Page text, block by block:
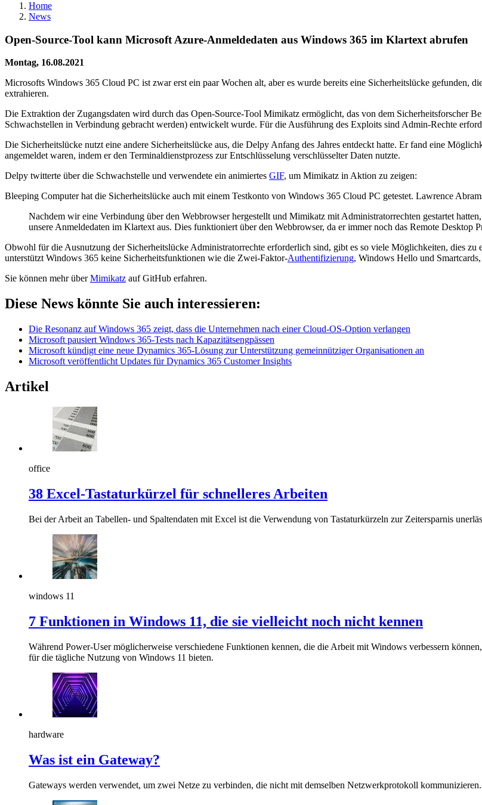
Home
News
Open-Source-Tool kann Microsoft Azure-Anmeldedaten aus Windows 365 im Klartext abrufen
Montag, 16.08.2021
Microsofts Windows 365 Cloud PC ist zwar erst ein paar Wochen alt, aber es wurde bereits eine Sicherheitslücke gefunden,
extrahieren.
Die Extraktion der Zugangsdaten wird durch das Open-Source-Tool Mimikatz ermöglicht, das von dem Sicherheitsforscher
Schwachstellen in Verbindung gebracht werden) entwickelt wurde. Für die Ausführung des Exploits sind Admin-Rechte
Die Sicherheitslücke nutzt eine andere Sicherheitslücke aus, die Delpy Anfang des Jahres entdeckt hatte. Er fand eine
angemeldet waren, indem er den Terminaldienstprozess zur Entschlüsselung verschlüsselter Daten nutzte.
Delpy twitterte über die Schwachstelle und verwendete ein animiertes GIF, um Mimikatz in Aktion zu zeigen:
Bleeping Computer hat die Sicherheitslücke auch mit einem Testkonto von Windows 365 Cloud PC getestet. Lawrence
Nachdem wir eine Verbindung über den Webbrowser hergestellt und Mimikatz mit Administratorrechten gestartet
unsere Anmeldedaten im Klartext aus. Dies funktioniert über den Webbrowser, da er immer noch das Remote Desktop
Obwohl für die Ausnutzung der Sicherheitslücke Administratorrechte erforderlich sind, gibt es so viele Möglichkeiten, dies
unterstützt Windows 365 keine Sicherheitsfunktionen wie die Zwei-Faktor-Authentifizierung, Windows Hello und
Sie können mehr überMimikatz auf GitHub erfahren.
Diese News könnte Sie auch interessieren:
Die Resonanz auf Windows 365 zeigt, dass die Unternehmen nach einer Cloud-OS-Option verlangen
Microsoft pausiert Windows 365-Tests nach Kapazitätsengpässen
Microsoft kündigt eine neue Dynamics 365-Lösung zur Unterstützung gemeinnütziger Organisationen an
Microsoft veröffentlicht Updates für Dynamics 365 Customer Insights
Artikel
office
38 Excel-Tastaturkürzel für schnelleres Arbeiten
Bei der Arbeit an Tabellen- und Spaltendaten mit Excel ist die Verwendung von Tastaturkürzeln zur Zeitersparnis
windows 11
7 Funktionen in Windows 11, die sie vielleicht noch nicht kennen
Während Power-User möglicherweise verschiedene Funktionen kennen, die die Arbeit mit Windows verbessern
für die tägliche Nutzung von Windows 11 bieten.
hardware
Was ist ein Gateway?
Gateways werden verwendet, um zwei Netze zu verbinden, die nicht mit demselben Netzwerkprotokoll kommunizieren.